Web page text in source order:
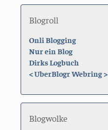
Blogroll
Onli Blogging
Nur ein Blog
Dirks Logbuch
<UberBlogr Webring>
Blogwolke